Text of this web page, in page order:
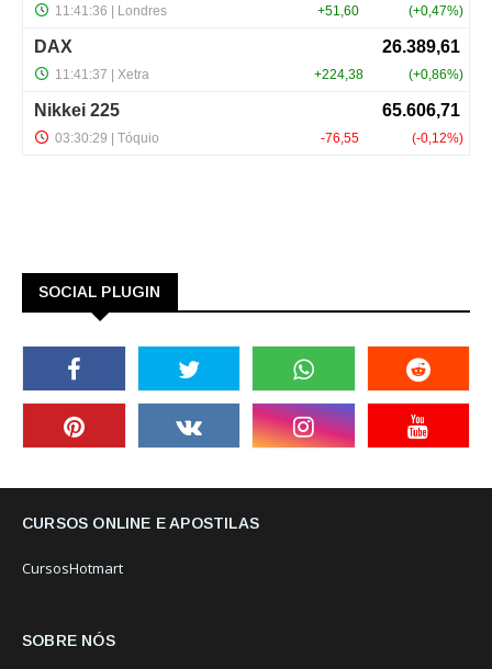
SOCIAL PLUGIN
CURSOS ONLINE E APOSTILAS
CursosHotmart
SOBRE NÓS